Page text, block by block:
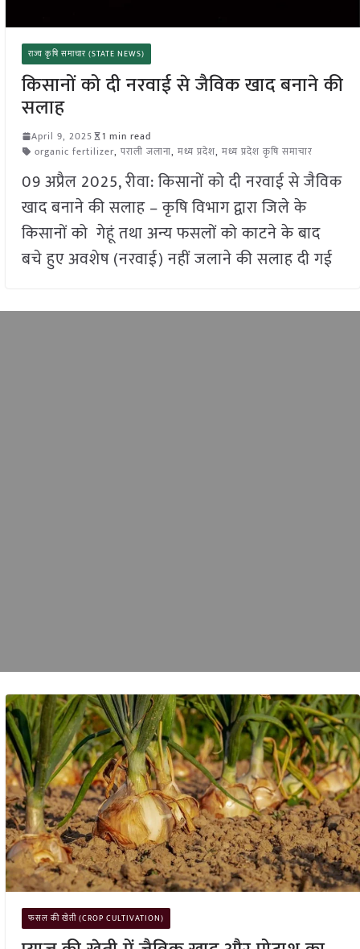
राज्य कृषि समाचार (STATE NEWS)
किसानों को दी नरवाई से जैविक खाद बनाने की
सलाह
April 9, 2025
1 min read
organic fertilizer, पराली जलाना, मध्य प्रदेश, मध्य प्रदेश कृषि समाचार
09 अप्रैल 2025, रीवा: किसानों को दी नरवाई से जैविक
खाद बनाने की सलाह – कृषि विभाग द्वारा जिले के
किसानों को गेहूं तथा अन्य फसलों को काटने के बाद
बचे हुए अवशेष (नरवाई) नहीं जलाने की सलाह दी गई
फसल की खेती (CROP CULTIVATION)